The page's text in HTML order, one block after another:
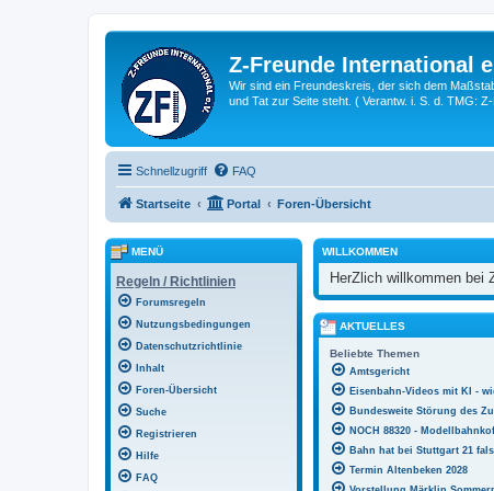
Z-Freunde International
Wir sind ein Freundeskreis, der sich dem
und Tat zur Seite steht. ( Verantw. i. S. d. TMG:
Schnellzugriff FAQ
Startseite Portal Foren-Übersicht
WILLKOMMEN
HerZlich willkommen bei
AKTUELLES
Beliebte Themen
Amtsgericht
Eisenbahn-Videos mit KI -
Bundesweite Störung des
NOCH 88320 -
Bahn hat bei Stuttgart 21
Termin Altenbeken 2028
MENÜ
Regeln / Richtlinien
Forumsregeln
Nutzungsbedingungen
Datenschutzrichtlinie
Inhalt
Foren-Übersicht
Suche
Registrieren
Hilfe
FAQ